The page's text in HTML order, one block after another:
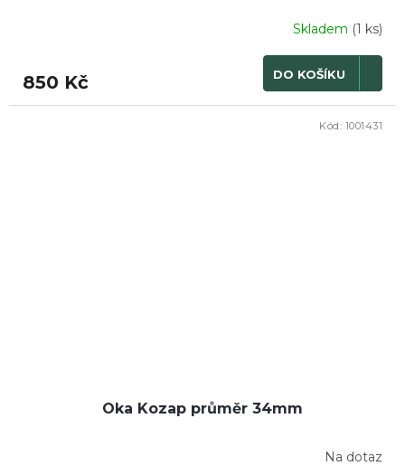
Skladem (1 ks)
850 Kč DO KOŠÍKU
Oka Kozap průměr 34mm
Na dotaz
Kód: 1001431